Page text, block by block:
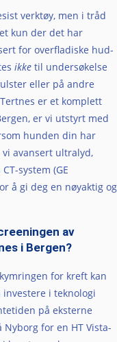
verktøy, men i tråd
kun der det har
for overfladiske hud-
ikke til undersøkelse
eller på andre
er et komplett
er vi utstyrt med
hunden din har
vi avansert ultralyd,
system (GE
å gi deg en nøyaktig og
av
i Bergen?
for kreft kan
i teknologi
på eksterne
for en HT Vista-